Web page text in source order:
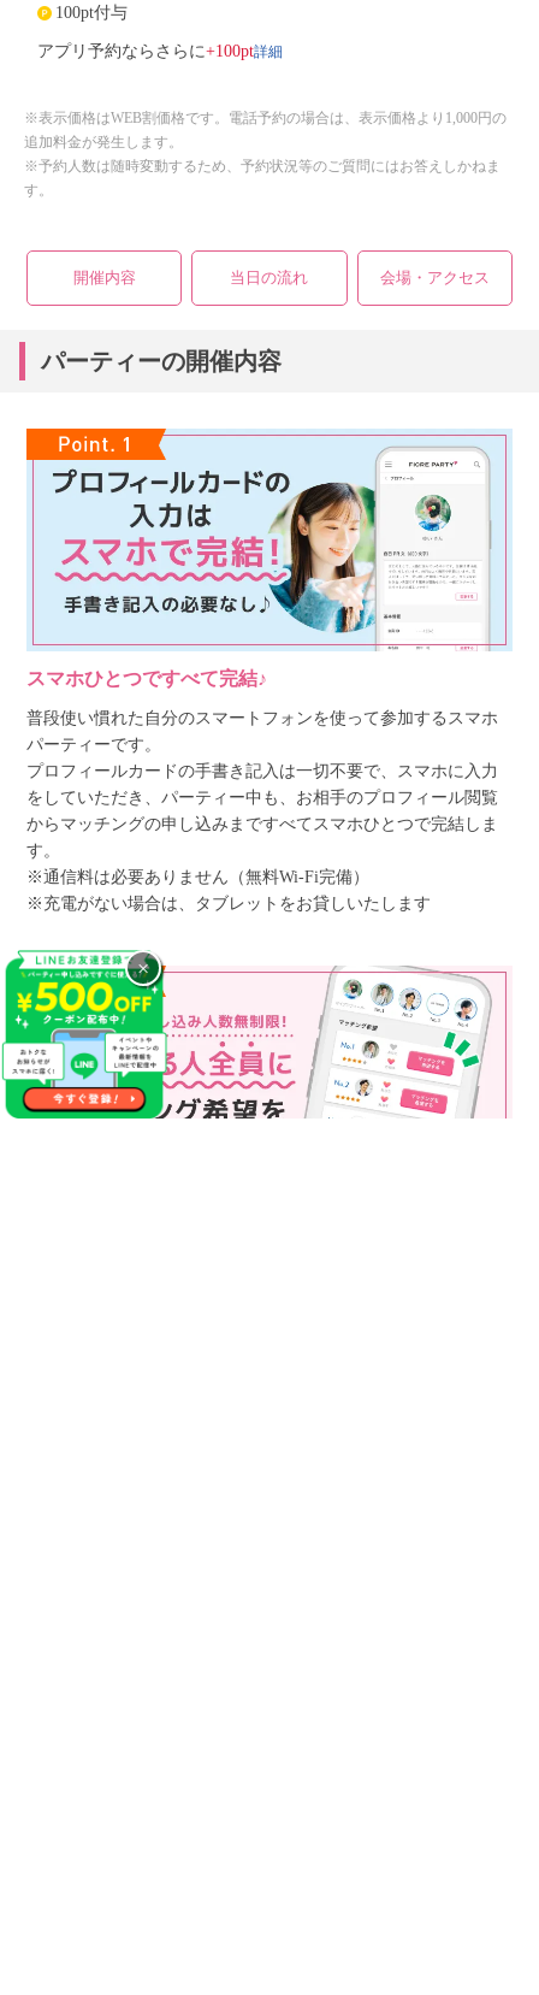
100pt付与
アプリ予約ならさらに+100pt詳細
※表示価格はWEB割価格です。電話予約の場合は、表示価格より1,000円の
追加料金が発生します。
※予約人数は随時変動するため、予約状況等のご質問にはお答えしかねま
す。
開催内容 当日の流れ 会場・アクセス
パーティーの開催内容
スマホひとつですべて完結♪
普段使い慣れた自分のスマートフォンを使って参加するスマホ
パーティーです。
プロフィールカードの手書き記入は一切不要で、スマホに入力
をしていただき、パーティー中も、お相手のプロフィール閲覧
からマッチングの申し込みまですべてスマホひとつで完結しま
す。
※通信料は必要ありません（無料Wi-Fi完備）
※充電がない場合は、タブレットをお貸しいたします
×